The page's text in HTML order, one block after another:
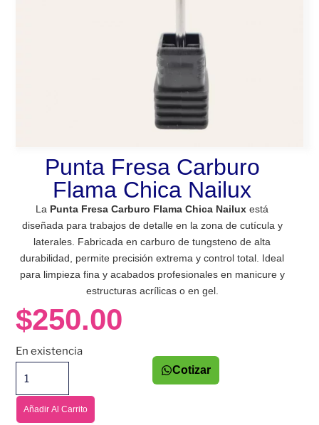
Punta Fresa Carburo
Flama Chica Nailux
La Punta Fresa Carburo Flama Chica Nailux está
diseñada para trabajos de detalle en la zona de cutícula y
laterales. Fabricada en carburo de tungsteno de alta
durabilidad, permite precisión extrema y control total. Ideal
para limpieza fina y acabados profesionales en manicure y
estructuras acrílicas o en gel.
$250.00
En existencia
Añadir Al Carrito
Cotizar